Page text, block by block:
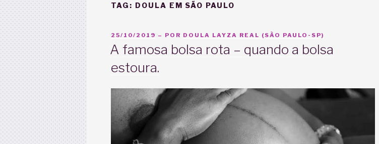
TAG: DOULA EM SÃO PAULO
PUBLICADO
25/10/2019 – POR DOULA LAYZA REAL (SÃO PAULO-SP)
A famosa bolsa rota – quando a bolsa
estoura.